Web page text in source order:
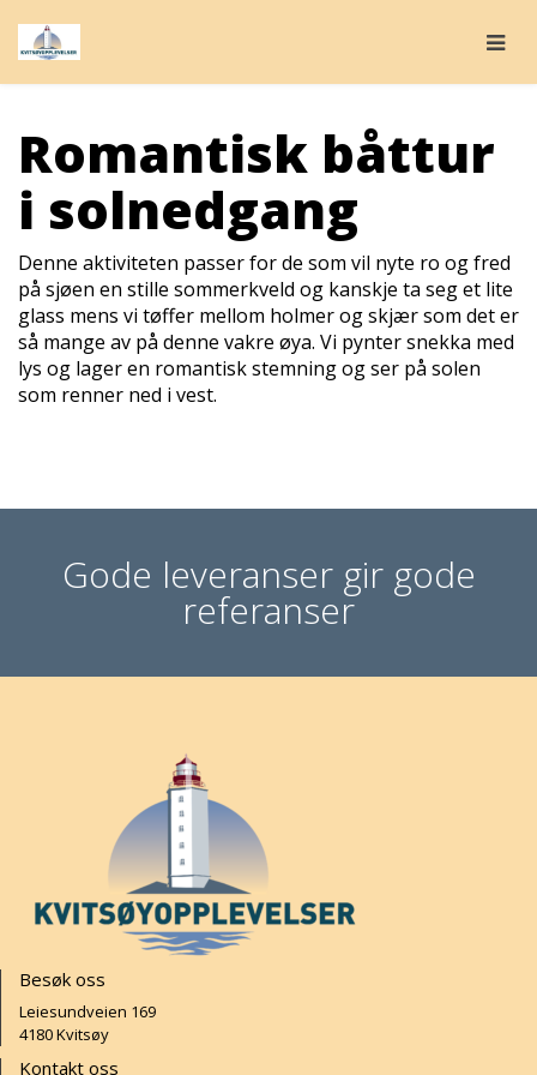
Romantisk båttur
i solnedgang
Denne aktiviteten passer for de som vil nyte ro og fred
på sjøen en stille sommerkveld og kanskje ta seg et lite
glass mens vi tøffer mellom holmer og skjær som det er
så mange av på denne vakre øya. Vi pynter snekka med
lys og lager en romantisk stemning og ser på solen
som renner ned i vest.
Gode leveranser gir gode
referanser
Besøk oss
Leiesundveien 169
4180 Kvitsøy
Kontakt oss